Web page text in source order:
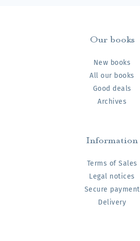
Our books
New books
All our books
Good deals
Archives
Information
Terms of Sales
Legal notices
Secure payment
Delivery